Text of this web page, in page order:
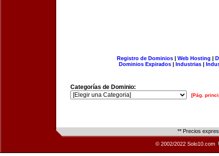
Registro de Dominios| Web Hosting |
Dominios Expirados | Industrias |
Categorías de Dominio:
[Pág.
** Precios
© 2002/2022 Solo10.com